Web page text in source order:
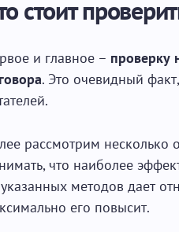
стоит
и главное – проверку
. Это очевидный
рассмотрим несколько
что наиболее
методов дает
его повысит.